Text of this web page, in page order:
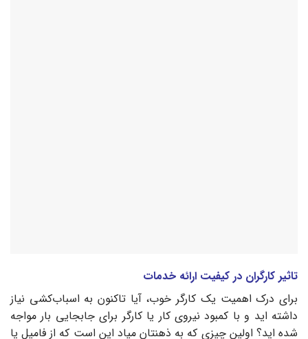
تاثیر کارگران در کیفیت ارائه خدمات
برای درک اهمیت یک کارگر خوب، آیا تاکنون به اسباب‌کشی نیاز
داشته‌ اید و با کمبود نیروی کار یا کارگر برای جابجایی بار مواجه
شده‌ اید؟ اولین چیزی که به ذهنتان میاد این است که از فامیل یا